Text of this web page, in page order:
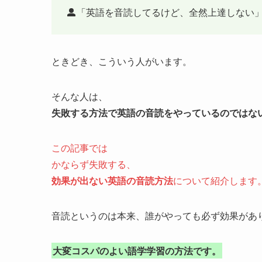
「英語を音読してるけど、全然上達しない」
ときどき、こういう人がいます。
そんな人は、
失敗する方法で英語の音読をやっているのではな
この記事では
かならず失敗する、
効果が出ない英語の音読方法について紹介します。
音読というのは本来、誰がやっても必ず効果があ
大変コスパのよい語学学習の方法です。